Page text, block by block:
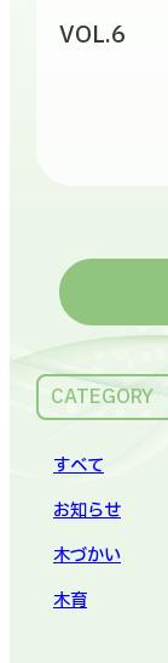
VOL.6
CATEGORY
すべて
お知らせ
木づかい
木育